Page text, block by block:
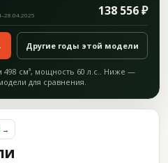
138 556 ₽
Другие годы этой модели
498 см³, мощность 60 л.с.. Ниже —
для сравнения.
→